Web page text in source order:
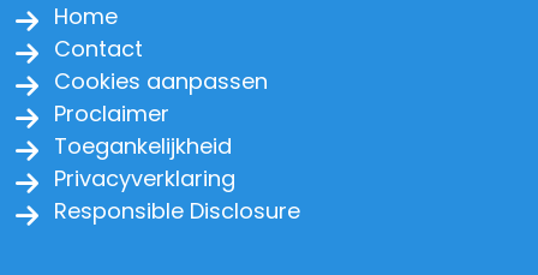
Home
Contact
Cookies aanpassen
Proclaimer
Toegankelijkheid
Privacyverklaring
Responsible Disclosure